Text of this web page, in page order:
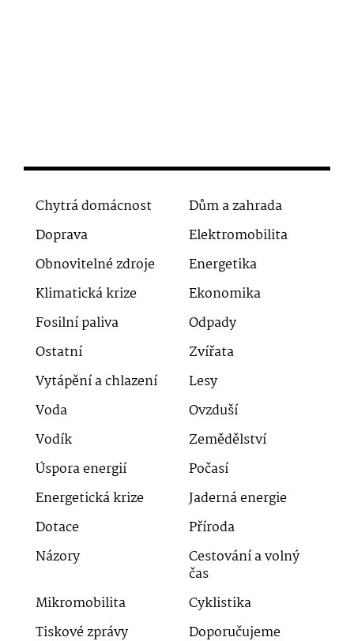
Chytrá domácnost
Dům a zahrada
Doprava
Elektromobilita
Obnovitelné zdroje
Energetika
Klimatická krize
Ekonomika
Fosilní paliva
Odpady
Ostatní
Zvířata
Vytápění a chlazení
Lesy
Voda
Ovzduší
Vodík
Zemědělství
Úspora energií
Počasí
Energetická krize
Jaderná energie
Dotace
Příroda
Názory
Cestování a volný
čas
Mikromobilita
Cyklistika
Tiskové zprávy
Doporučujeme